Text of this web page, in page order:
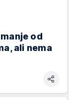
od
ali nema